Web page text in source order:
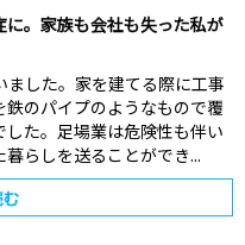
。家族も会社も失った私が
した。‍家を建てる際に工事
のパイプのようなもので覆
た。‍足場業は危険性も伴い
らしを送ることができ...